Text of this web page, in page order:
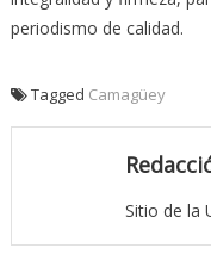
periodismo de calidad.
Tagged Camagüey
Sitio de la